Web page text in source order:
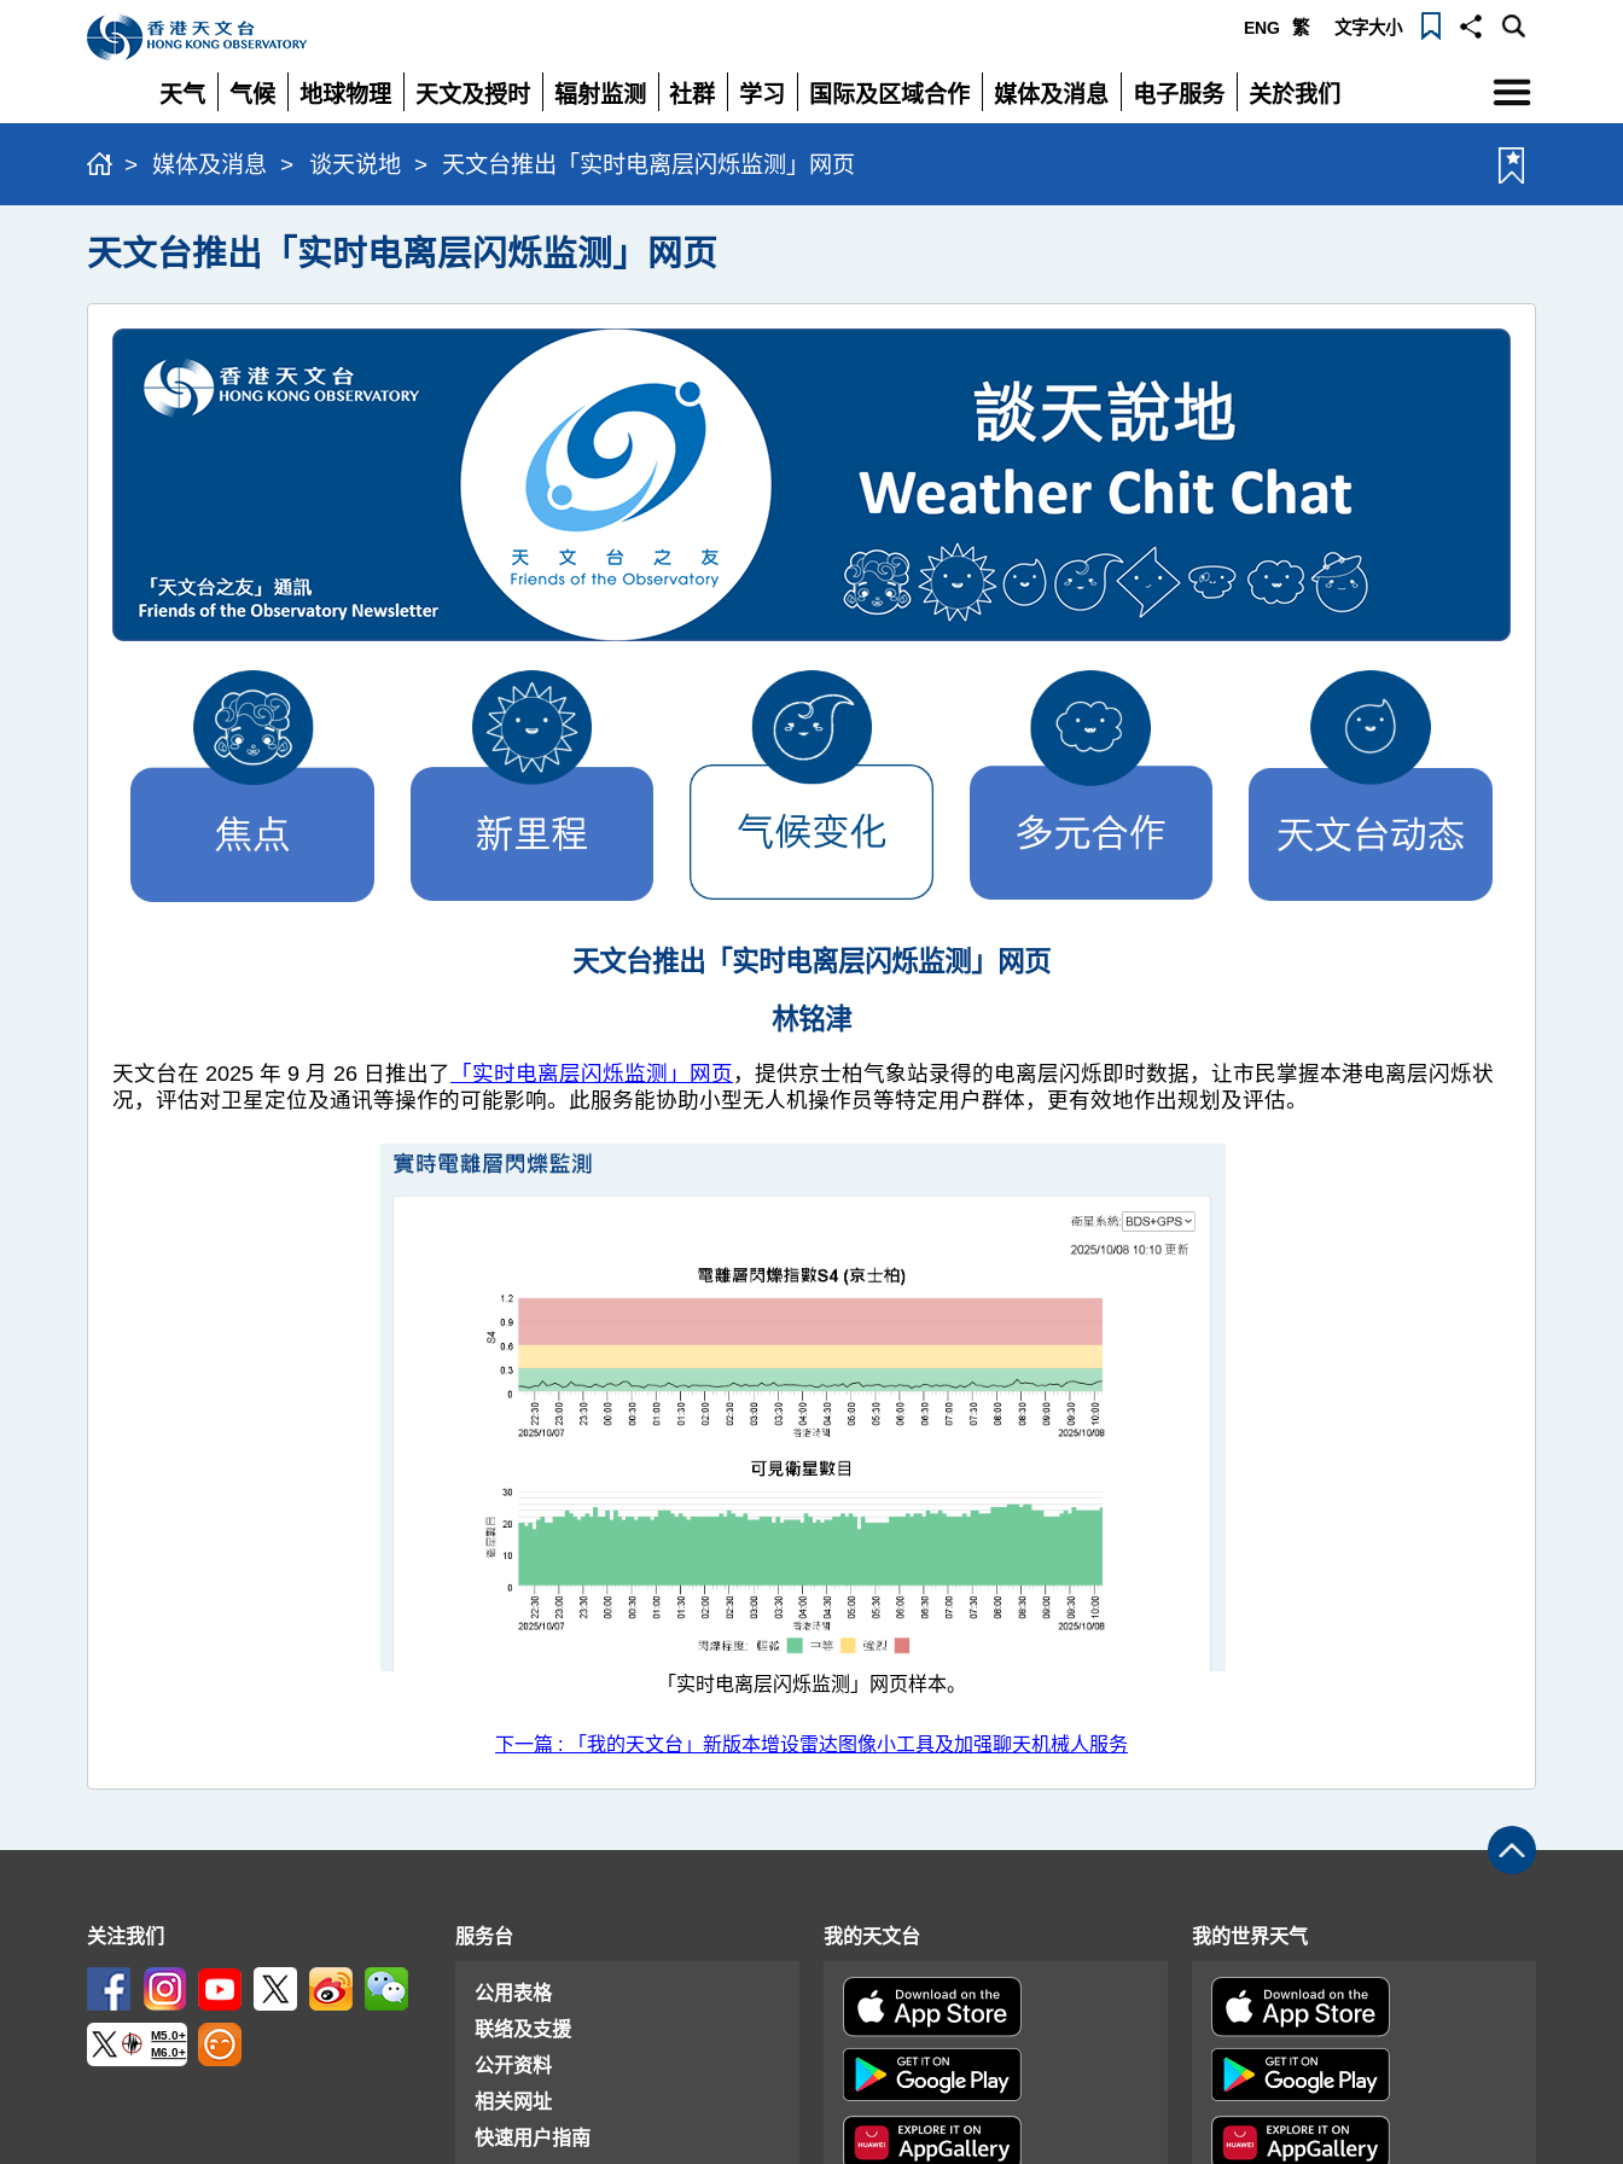
ENG 繁 文字大小
天气
展
开
气候
展
开
地球物理
展
开
天文及授时
展
开
辐射监测
展
开
社群
展
开
学习
展
开
国际及区域合作
展
开
媒体及消息
展
电子服务
展
关於我们
展
选
单
> 媒体及消息 > 谈天说地 > 天文台推出「实时电离层闪烁监测」网页
天文台推出「实时电离层闪烁监测」网页
天文台推出「实时电离层闪烁监测」网页
林铭津
天文台在 2025 年 9 月 26 日推出了 「实时电离层闪烁监测」网页 ，提供京士柏气象站录得的电离层闪烁即时数据，让市民掌握本港电离层闪烁状
况，评估对卫星定位及通讯等操作的可能影响。此服务能协助小型无人机操作员等特定用户群体，更有效地作出规划及评估。
「实时电离层闪烁监测」网页样本。
下一篇 : 「我的天文台」新版本增设雷达图像小工具及加强聊天机械人服务
关注我们
M5.0+
M6.0+
服务台
公用表格
联络及支援
公开资料
相关网址
快速用户指南
我的天文台 我的世界天气